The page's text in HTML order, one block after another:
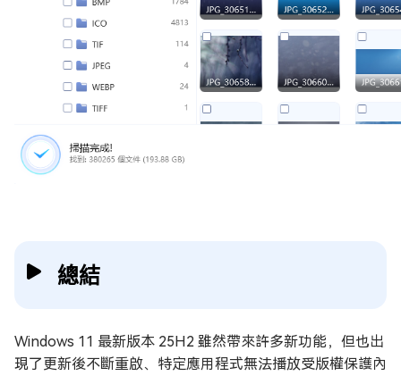
總結
Windows 11 最新版本 25H2 雖然帶來許多新功能，但也出
現了更新後不斷重啟、特定應用程式無法播放受版權保護內